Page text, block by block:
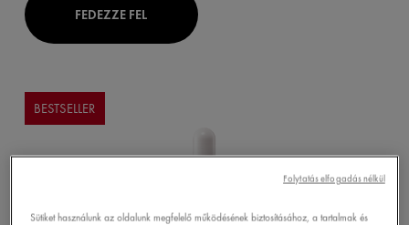
FEDEZZE FEL
BESTSELLER
Sütiket használunk az oldalunk megfelelő működésének biztosításához, a tartalmak és
Folytatás elfogadás nélkül